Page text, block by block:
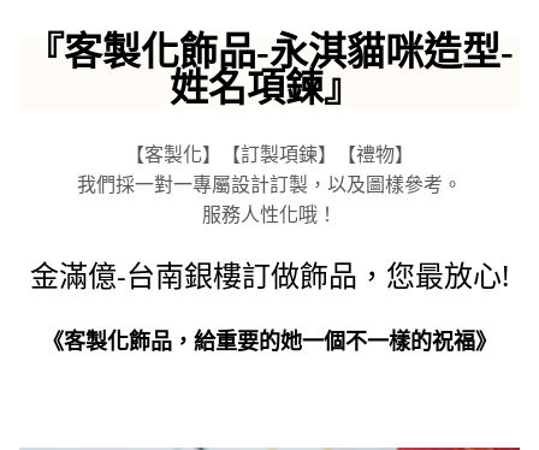
『客製化飾品-永淇貓咪造型-
姓名項鍊』
【客製化】【訂製項鍊】【禮物】
我們採一對一專屬設計訂製，以及圖樣參考。
服務人性化哦！
金滿億-台南銀樓訂做飾品，您最放心!
《客製化飾品，給重要的她一個不一樣的祝福》